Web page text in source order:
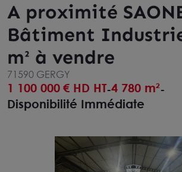
A proximité
Bâtiment
m² à vendre
71590 GERGY
1 100 000 € HD HT-4 780 m²-
Disponibilité Immédiate